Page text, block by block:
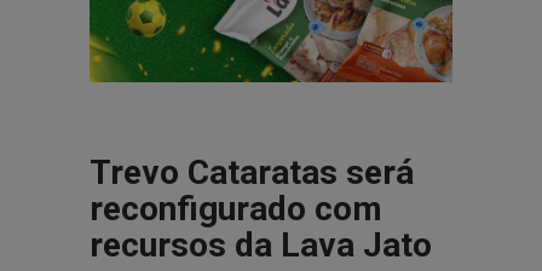
Trevo Cataratas será
reconfigurado com
recursos da Lava Jato